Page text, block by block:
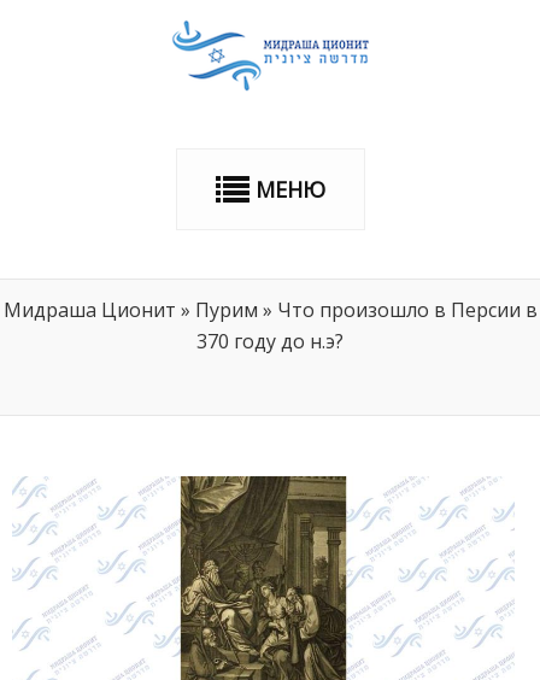
МЕНЮ
Мидраша Ционит » Пурим » Что произошло в Персии в
370 году до н.э?